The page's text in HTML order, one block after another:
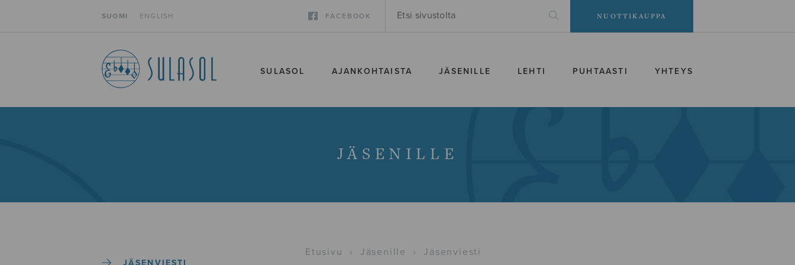
SUOMI ENGLISH FACEBOOK NUOTTIKAUPPA
SULASOL AJANKOHTAISTA JÄSENILLE LEHTI PUHTAASTI YHTEYS
JÄSENILLE
JÄSENVIESTI
Etusivu › Jäsenille › Jäsenviesti